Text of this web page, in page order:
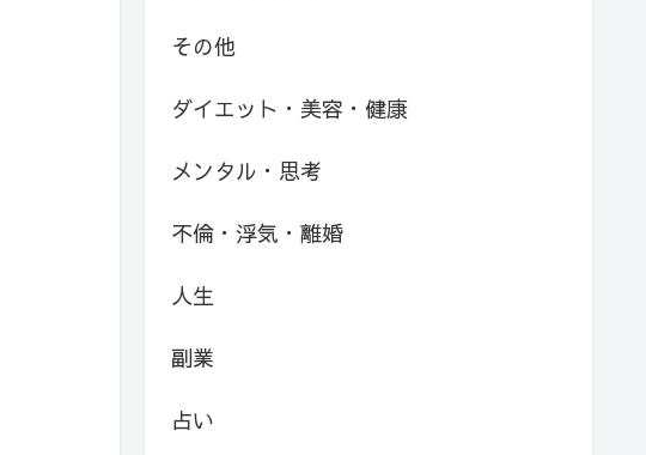
その他
ダイエット・美容・健康
メンタル・思考
不倫・浮気・離婚
人生
副業
占い